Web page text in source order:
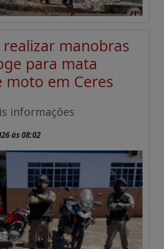
manobras
para mata
moto em Ceres
informações
às 08:02